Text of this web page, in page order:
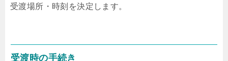
受渡場所・時刻を決定します。
受渡時の手続き